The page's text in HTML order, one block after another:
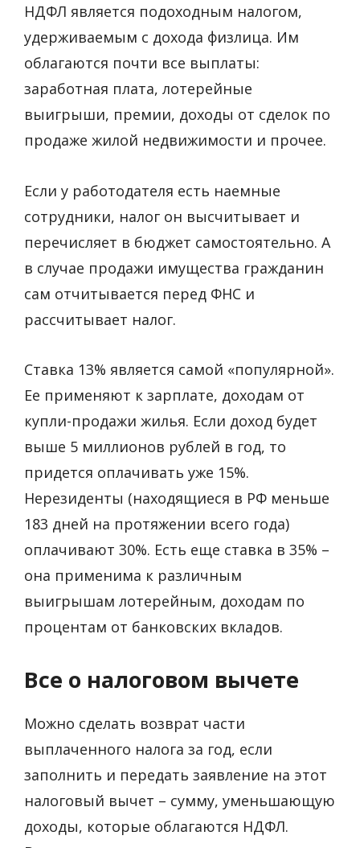
НДФЛ является подоходным налогом,
удерживаемым с дохода физлица. Им
облагаются почти все выплаты:
заработная плата, лотерейные
выигрыши, премии, доходы от сделок по
продаже жилой недвижимости и прочее.
Если у работодателя есть наемные
сотрудники, налог он высчитывает и
перечисляет в бюджет самостоятельно. А
в случае продажи имущества гражданин
сам отчитывается перед ФНС и
рассчитывает налог.
Ставка 13% является самой «популярной».
Ее применяют к зарплате, доходам от
купли-продажи жилья. Если доход будет
выше 5 миллионов рублей в год, то
придется оплачивать уже 15%.
Нерезиденты (находящиеся в РФ меньше
183 дней на протяжении всего года)
оплачивают 30%. Есть еще ставка в 35% –
она применима к различным
выигрышам лотерейным, доходам по
процентам от банковских вкладов.
Все о налоговом вычете
Можно сделать возврат части
выплаченного налога за год, если
заполнить и передать заявление на этот
налоговый вычет – сумму, уменьшающую
доходы, которые облагаются НДФЛ.